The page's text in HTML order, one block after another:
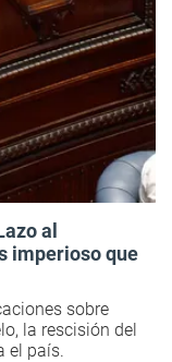
al
imperioso que
sobre
la rescisión del
el país.